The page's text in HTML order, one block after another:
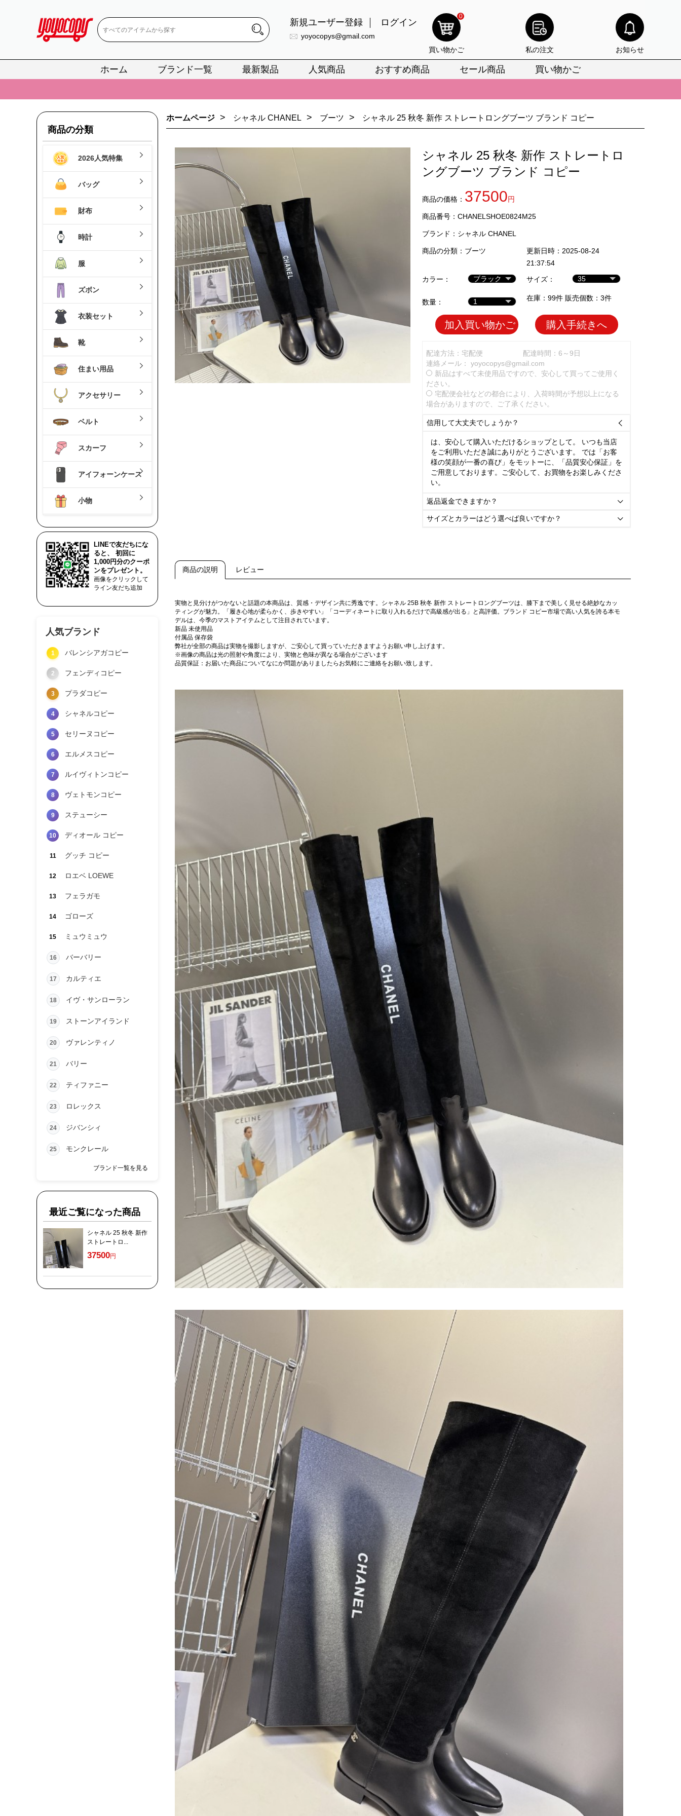
新規ユーザー登録 ログイン
yoyocopys@gmail.com
0
買い物かご 私の注文 お知らせ
ホーム ブランド一覧 最新製品 人気商品 おすすめ商品 セール商品 買い物かご
📢 当店は正真正銘のn級スーパーコピーのみ取扱い。最高品質の再現度を安心してお選びいただけます。
📢 2026春の新作続々更新中！期間中のご注文でお得な割引をご利用いただけます。
📢 新作入荷！ルイ・ヴィトンスーパーコピー バッグ最新モデルが登場。上質な仕上がりをお見逃しなく。
2026春の新作続々更新中！期間中のご注文でお得な割引をご利用いただけます。
新作入荷！ルイ・ヴィトンスーパーコピー バッグ最新モデルが登場。上質な仕上がりをお見逃しなく。
商品の分類
2026人気特集
バッグ
財布
時計
服
ズボン
衣装セット
靴
住まい用品
アクセサリー
ベルト
スカーフ
アイフォーンケース
小物
LINEで友だちにな
ると、 初回に
1,000円分のクーポ
ンをプレゼント。
画像をクリックして
ライン友だち追加
人気ブランド
1 バレンシアガコピー
2 フェンディコピー
3 プラダコピー
4 シャネルコピー
5 セリーヌコピー
6 エルメスコピー
7 ルイヴィトンコピー
8 ヴェトモンコピー
9 ステューシー
10 ディオール コピー
11 グッチ コピー
12 ロエベ LOEWE
13 フェラガモ
14 ゴローズ
15 ミュウミュウ
16 バーバリー
17 カルティエ
18 イヴ・サンローラン
19 ストーンアイランド
20 ヴァレンティノ
21 バリー
22 ティファニー
23 ロレックス
24 ジバンシィ
25 モンクレール
ブランド一覧を見る
最近ご覧になった商品
シャネル 25 秋冬 新作
ストレートロ...
37500円
ホームページ > シャネル CHANEL > ブーツ > シャネル 25 秋冬 新作 ストレートロングブーツ ブランド コピー
シャネル 25 秋冬 新作 ストレートロ
ングブーツ ブランド コピー
商品の価格： 37500円
商品番号：CHANELSHOE0824M25
ブランド： シャネル CHANEL
商品の分類： ブーツ
更新日時：2025-08-24
21:37:54
カラー：
サイズ：
数量： 在庫：99件 販売個数：3件
加入買い物かご 購入手続きへ
配達方法：宅配便
配達時間：6～9日
連絡メール： yoyocopys@gmail.com
新品はすべて未使用品ですので、安心して買ってご使用く
ださい。
宅配便会社などの都合により、入荷時間が予想以上になる
場合がありますので、ご了承ください。
信用して大丈夫でしょうか？ 
は、安心して購入いただけるショップとして。 いつも当店
をご利用いただき誠にありがとうございます。 では「お客
様の笑顔が一番の喜び」をモットーに、「品質安心保証」を
ご用意しております。ご安心して、お買物をお楽しみくださ
い。
返品返金できますか？ 
サイズとカラーはどう選べば良いですか？ 
商品の説明 レビュー
実物と見分けがつかないと話題の本商品は、質感・デザイン共に秀逸です。シャネル 25B 秋冬 新作 ストレートロングブーツは、膝下まで美しく見せる絶妙なカッ
ティングが魅力。「履き心地が柔らかく、歩きやすい」「コーディネートに取り入れるだけで高級感が出る」と高評価。ブランド コピー市場で高い人気を誇る本モ
デルは、今季のマストアイテムとして注目されています。
新品 未使用品
付属品 保存袋
弊社が全部の商品は実物を撮影しますが、ご安心して買っていただきますようお願い申し上げます。
※画像の商品は光の照射や角度により、実物と色味が異なる場合がございます
品質保証：お届いた商品についてなにか問題がありましたらお気軽にご連絡をお願い致します。